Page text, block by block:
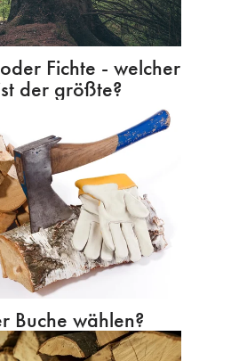
Fichte - welcher
der größte?
Buche wählen?